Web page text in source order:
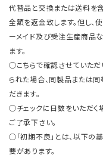
代替品と交換または送料を
全額を返金致します。但し、
ーメイド及び受注生産商品
ます。
○こちらで確認させていただ
られた場合、同製品または
だきます。
○チェックに日数をいただく
ご了承下さい。
○「初期不良」とは、以下の
要があります。